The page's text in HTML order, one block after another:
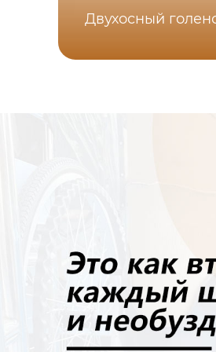
Двухосный